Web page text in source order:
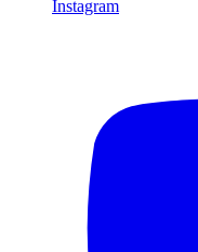
Instagram